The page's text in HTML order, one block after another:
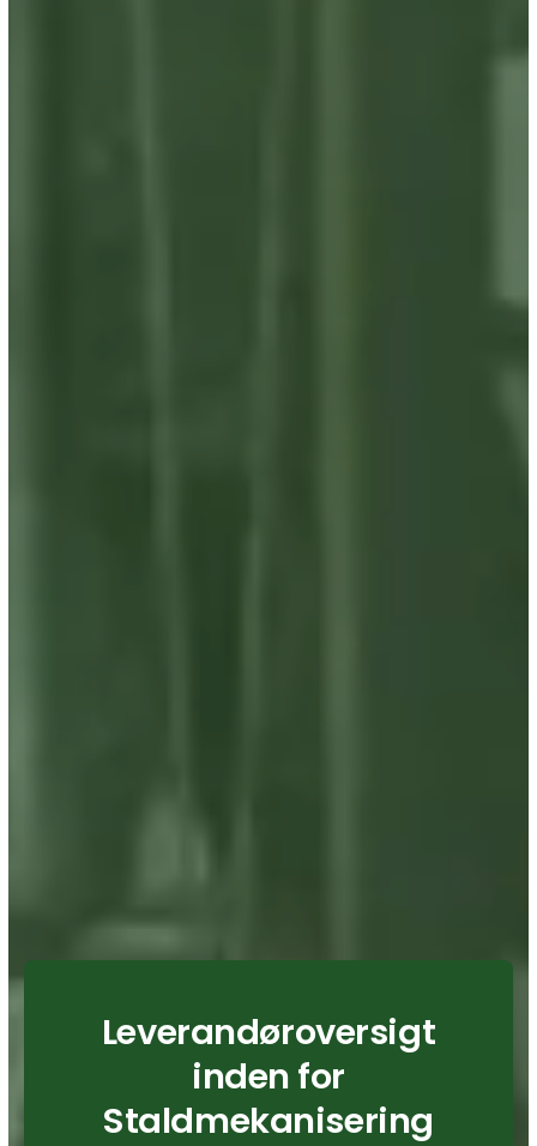
Leverandøroversigt
inden for
Staldmekanisering